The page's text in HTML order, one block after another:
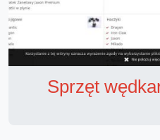
Sprzęt